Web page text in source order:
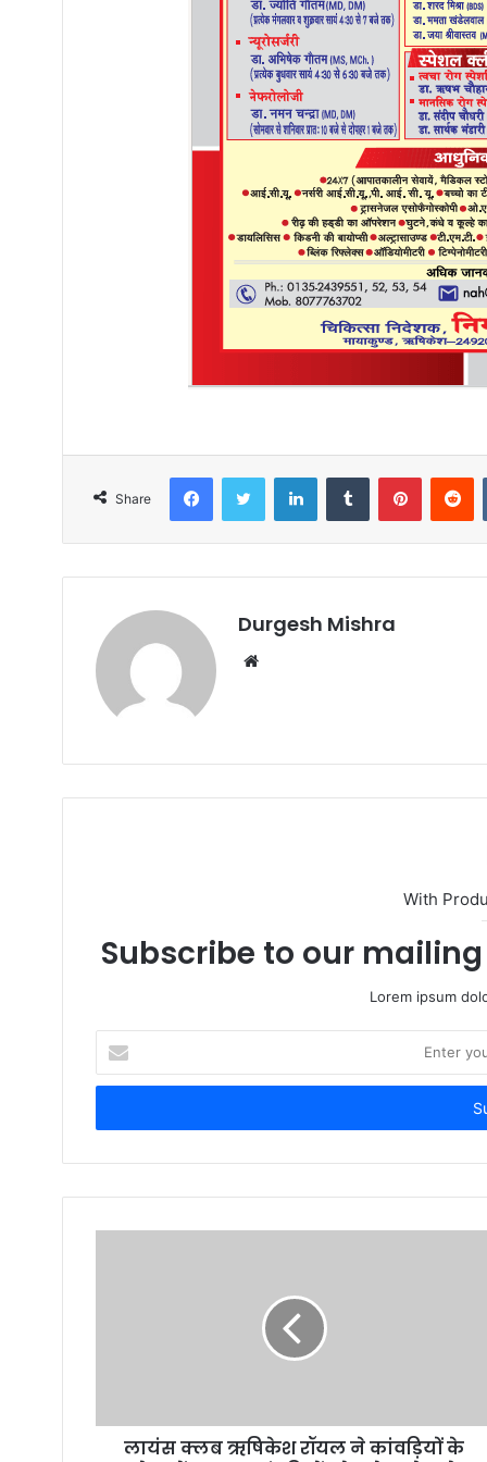
Share
FacebookTwitter LinkedInTumblr Pinterest
Durgesh Mishra
Website
With
Subscribe to our
Lorem ipsum
your
Email
लायंस क्लब ऋषिकेश रॉयल ने कांवड़ियों के